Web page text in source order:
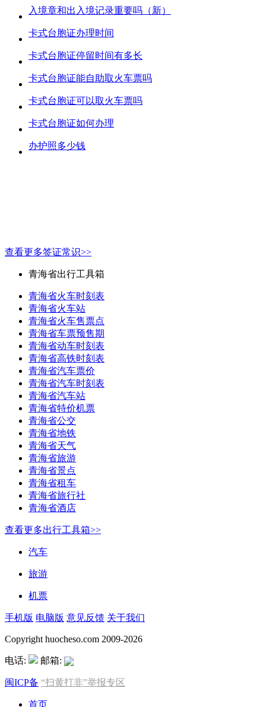
入境章和出入境记录重要吗（新）
卡式台胞证办理时间
卡式台胞证停留时间有多长
卡式台胞证能自助取火车票吗
卡式台胞证可以取火车票吗
卡式台胞证如何办理
办护照多少钱
查看更多签证常识>>
青海省出行工具箱
青海省火车时刻表
青海省火车站
青海省火车售票点
青海省车票预售期
青海省动车时刻表
青海省高铁时刻表
青海省汽车票价
青海省汽车时刻表
青海省汽车站
青海省特价机票
青海省公交
青海省地铁
青海省天气
青海省旅游
青海省景点
青海省租车
青海省旅行社
青海省酒店
查看更多出行工具箱>>
汽车
旅游
机票
手机版 电脑版 意见反馈 关于我们
Copyright huocheso.com 2009-2026
电话: 邮箱:
闽ICP备 “扫黄打非”举报专区
首页